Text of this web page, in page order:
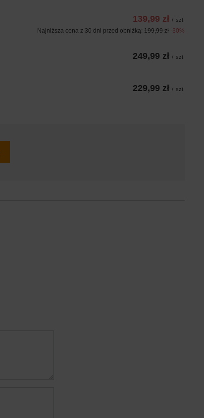
139,99 zł / szt.
Najniższa cena z 30 dni przed obniżką: 199,99 zł -30%
249,99 zł / szt.
229,99 zł / szt.